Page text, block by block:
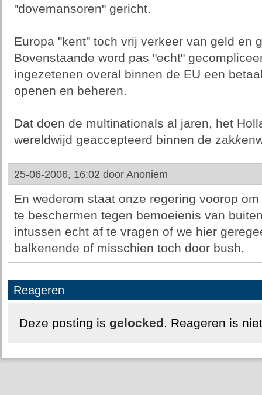
"dovemansoren" gericht.
Europa "kent" toch vrij verkeer van geld en
Bovenstaande word pas "echt"
ingezetenen overal binnen de EU een
openen en beheren.
Dat doen de multinationals al jaren, het
wereldwijd geaccepteerd binnen de zakk
25-06-2006, 16:02 door Anoniem
En wederom staat onze regering voorop
te beschermen tegen bemoeienis van
intussen echt af te vragen of we hier
balkenende of misschien toch door bush.
Reageren
Deze posting is gelocked. Reageren is